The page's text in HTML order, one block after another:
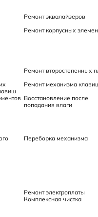
Ремонт эквалайзеров
Ремонт корпусных
Ремонт второстепенных
Ремонт механизма
Восстановление после
попадания влаги
Переборка механизма
Ремонт электроплаты
Комплексная чистка